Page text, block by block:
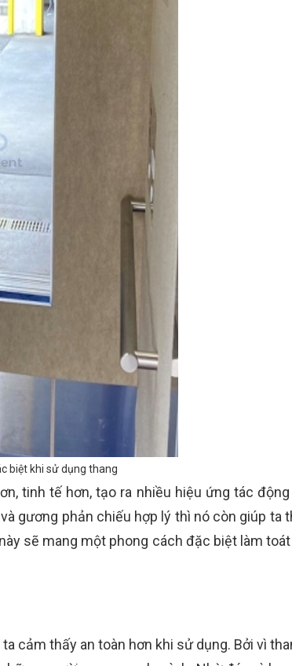
biệt khi sử dụng thang
tinh tế hơn, tạo ra nhiều hiệu ứng tác
gương phản chiếu hợp lý thì nó còn giúp ta
sẽ mang một phong cách đặc biệt làm
cảm thấy an toàn hơn khi sử dụng. Bởi vì